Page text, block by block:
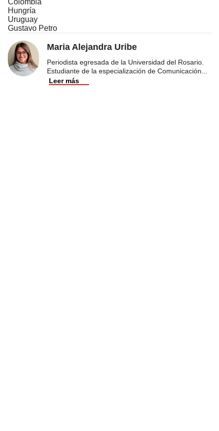
Hungría
Uruguay
Gustavo Petro
Maria Alejandra Uribe
Periodista egresada de la Universidad del Rosario.
Estudiante de la especialización de Comunicación
Leer más